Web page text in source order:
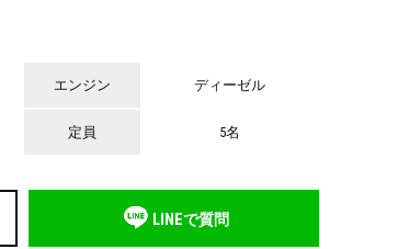
エンジン ディーゼル
定員 5名
LINEで質問